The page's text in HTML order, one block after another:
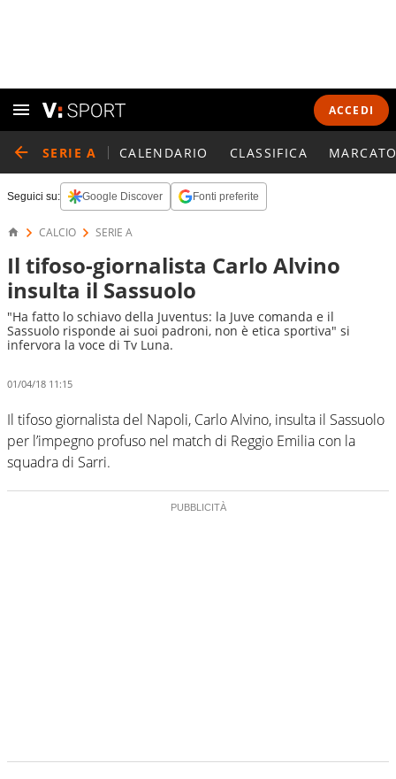
ACCEDI
SERIE A CALENDARIO CLASSIFICA
Seguici su: Google Discover Fonti preferite
CALCIO SERIE A
Il tifoso-giornalista Carlo Alvino
insulta il Sassuolo
"Ha fatto lo schiavo della Juventus: la Juve comanda e il
Sassuolo risponde ai suoi padroni, non è etica sportiva" si
infervora la voce di Tv Luna.
01/04/18 11:15
Il tifoso giornalista del Napoli, Carlo Alvino, insulta il Sassuolo
per l’impegno profuso nel match di Reggio Emilia con la
squadra di Sarri.